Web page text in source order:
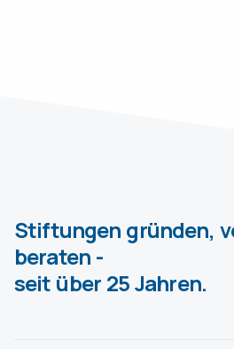
Stiftungen gründen,
beraten -
seit über 25 Jahren.